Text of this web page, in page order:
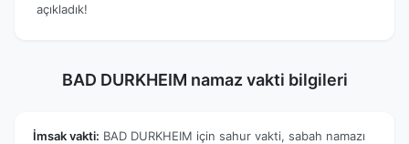
açıkladık!
BAD DURKHEIM namaz vakti bilgileri
İmsak vakti: BAD DURKHEIM için sahur vakti, sabah namazı